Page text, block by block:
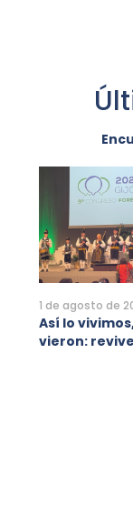
1 de agosto de
Así lo
vieron: revive